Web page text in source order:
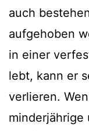
auch
aufgehoben
in einer
lebt, kann er
verlieren.
minderjährige